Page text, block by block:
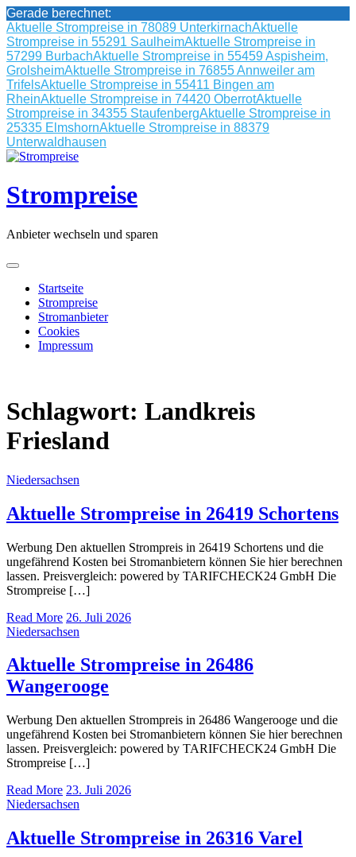
Gerade berechnet:
Aktuelle Strompreise in 78089 UnterkirnachAktuelle
Strompreise in 55291 SaulheimAktuelle Strompreise in
57299 BurbachAktuelle Strompreise in 55459 Aspisheim,
GrolsheimAktuelle Strompreise in 76855 Annweiler am
TrifelsAktuelle Strompreise in 55411 Bingen am
RheinAktuelle Strompreise in 74420 OberrotAktuelle
Strompreise in 34355 StaufenbergAktuelle Strompreise in
25335 ElmshornAktuelle Strompreise in 88379
Unterwaldhausen
Skip
content
Strompreise
Anbieter wechseln und sparen
Startseite
Strompreise
Stromanbieter
Cookies
Impressum
Schlagwort: Landkreis
Friesland
Niedersachsen
Aktuelle Strompreise in 26419 Schortens
Werbung Den aktuellen Strompreis in 26419 Schortens und die
ungefährend Kosten bei Stromanbietern können Sie hier berechnen
lassen. Preisvergleich: powered by TARIFCHECK24 GmbH Die
Strompreise […]
Read More 26. Juli 2026
Niedersachsen
Aktuelle Strompreise in 26486
Wangerooge
Werbung Den aktuellen Strompreis in 26486 Wangerooge und die
ungefährend Kosten bei Stromanbietern können Sie hier berechnen
lassen. Preisvergleich: powered by TARIFCHECK24 GmbH Die
Strompreise […]
Read More 23. Juli 2026
Niedersachsen
Aktuelle Strompreise in 26316 Varel